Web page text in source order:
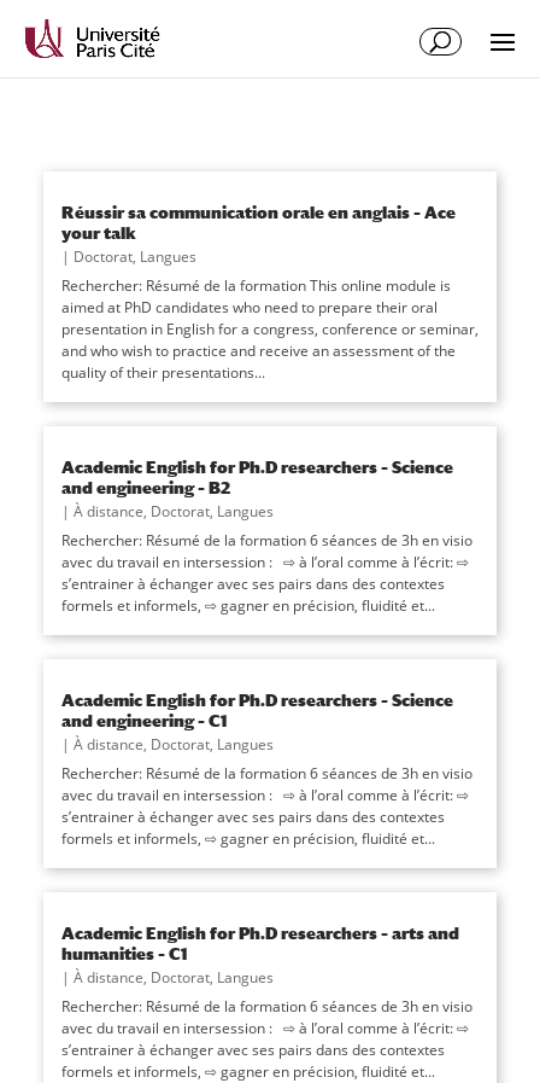
Réussir sa communication orale en anglais – Ace
your talk
| Doctorat, Langues
Rechercher: Résumé de la formation This online module is
aimed at PhD candidates who need to prepare their oral
presentation in English for a congress, conference or seminar,
and who wish to practice and receive an assessment of the
quality of their presentations...
Academic English for Ph.D researchers – Science
and engineering – B2
| À distance, Doctorat, Langues
Rechercher: Résumé de la formation 6 séances de 3h en visio
avec du travail en intersession : ⇨ à l’oral comme à l’écrit: ⇨
s’entrainer à échanger avec ses pairs dans des contextes
formels et informels, ⇨ gagner en précision, fluidité et...
Academic English for Ph.D researchers – Science
and engineering – C1
| À distance, Doctorat, Langues
Rechercher: Résumé de la formation 6 séances de 3h en visio
avec du travail en intersession : ⇨ à l’oral comme à l’écrit: ⇨
s’entrainer à échanger avec ses pairs dans des contextes
formels et informels, ⇨ gagner en précision, fluidité et...
Academic English for Ph.D researchers – arts and
humanities – C1
| À distance, Doctorat, Langues
Rechercher: Résumé de la formation 6 séances de 3h en visio
avec du travail en intersession : ⇨ à l’oral comme à l’écrit: ⇨
s’entrainer à échanger avec ses pairs dans des contextes
formels et informels, ⇨ gagner en précision, fluidité et...